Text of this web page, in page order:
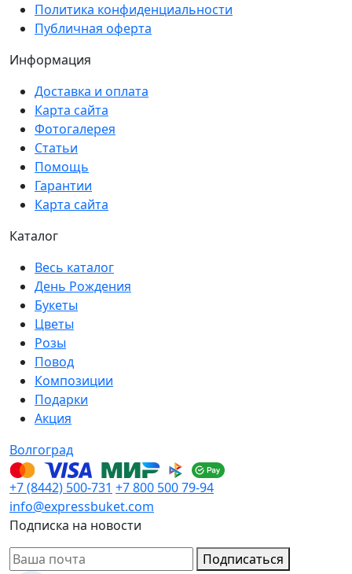
Политика конфиденциальности
Публичная оферта
Информация
Доставка и оплата
Карта сайта
Фотогалерея
Статьи
Помощь
Гарантии
Карта сайта
Каталог
Весь каталог
День Рождения
Букеты
Цветы
Розы
Повод
Композиции
Подарки
Акция
Волгоград
+7 (8442) 500-731 +7 800 500 79-94
info@expressbuket.com
Подписка на новости
Подписаться